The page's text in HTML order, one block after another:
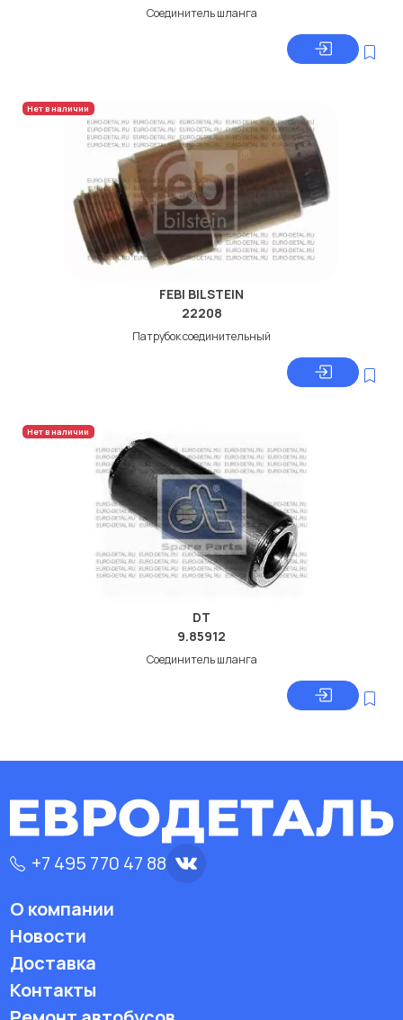
Соединитель шланга
Нет в наличии
FEBI BILSTEIN
22208
Патрубок соединительный
Нет в наличии
DT
9.85912
Соединитель шланга
+7 495 770 47 88
О компании
Новости
Доставка
Контакты